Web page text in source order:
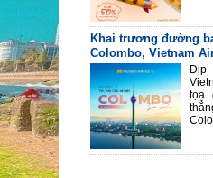
Khai trương đường
Colombo, Vietnam
Dịp
tọa